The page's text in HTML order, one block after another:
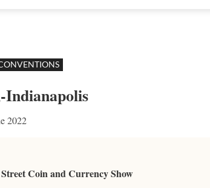
Indianapolis
2022
Coin and Currency Show